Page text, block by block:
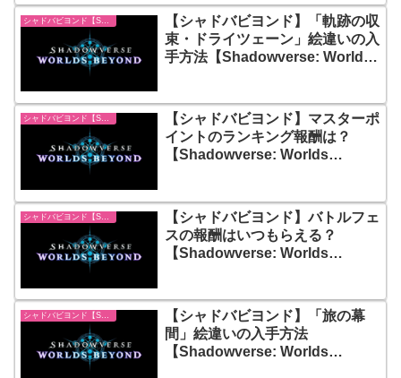
【シャドバビヨンド】「軌跡の収
束・ドライツェーン」絵違いの入
手方法【Shadowverse: Worlds
シャドバビヨンド【Shadowverse: Worlds Beyond】
【シャドバビヨンド】マスターポ
イントのランキング報酬は？
【Shadowverse: Worlds
【シャドバビヨンド】バトルフェ
スの報酬はいつもらえる？
【Shadowverse: Worlds
【シャドバビヨンド】「旅の幕
間」絵違いの入手方法
【Shadowverse: Worlds